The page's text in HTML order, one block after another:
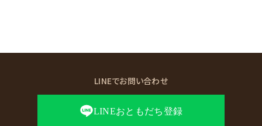
LINEでお問い合わせ
LINEおともだち登録